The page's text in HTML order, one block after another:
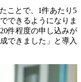
ことで、1件あたり5
できるようになりま
件程度の申し込みが
できました」と導入